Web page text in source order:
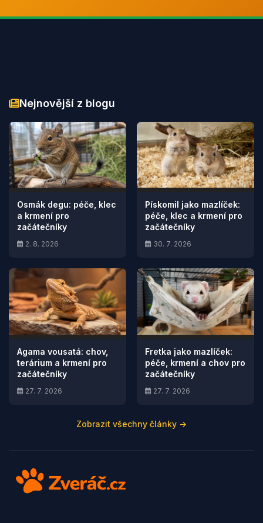
Nejnovější z blogu
Osmák degu: péče, klec
a krmení pro
začátečníky
2. 8. 2026
Pískomil jako mazlíček:
péče, klec a krmení pro
začátečníky
30. 7. 2026
Agama vousatá: chov,
terárium a krmení pro
začátečníky
27. 7. 2026
Fretka jako mazlíček:
péče, krmení a chov pro
začátečníky
27. 7. 2026
Zobrazit všechny články →